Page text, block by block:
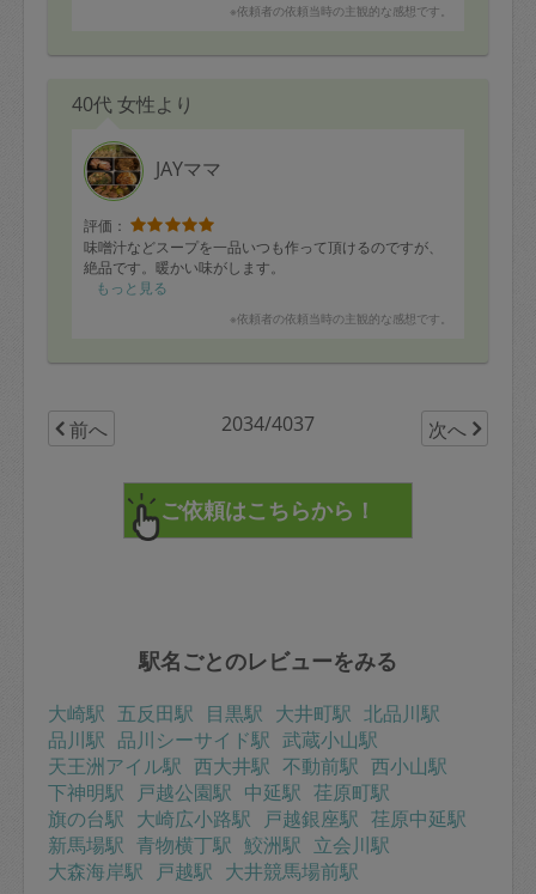
※依頼者の依頼当時の主観的な感想です。
40代 女性より
JAYママ
評価：
味噌汁などスープを一品いつも作って頂けるのですが、
絶品です。暖かい味がします。
もっと見る
※依頼者の依頼当時の主観的な感想です。
前へ 2034/4037 次へ
駅名ごとのレビューをみる
大崎駅 五反田駅 目黒駅 大井町駅 北品川駅
品川駅 品川シーサイド駅 武蔵小山駅
天王洲アイル駅 西大井駅 不動前駅 西小山駅
下神明駅
戸越公園駅 中延駅 荏原町駅
旗の台駅 大崎広小路駅 戸越銀座駅 荏原中延駅
新馬場駅 青物横丁駅 鮫洲駅 立会川駅
大森海岸駅
戸越駅 大井競馬場前駅